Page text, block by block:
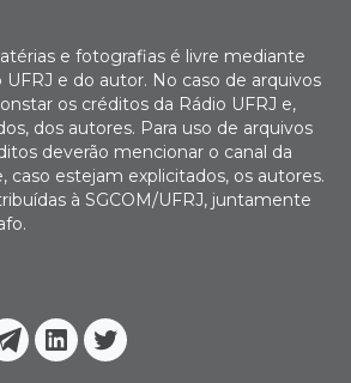
Telegram
Linkedin
Twitter
e fotografias é livre mediante
UFRJ e do autor. No caso de arquivos
os créditos da Rádio UFRJ e,
dos autores. Para uso de arquivos
deverão mencionar o canal da
caso estejam explicitados, os autores.
à SGCOM/UFRJ, juntamente